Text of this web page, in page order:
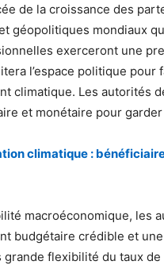
de la croissance des
géopolitiques mondiaux
exerceront une
l’espace politique
climatique. Les autorités
et monétaire pour
climatique :
macroéconomique,
budgétaire crédible et
flexibilité du taux